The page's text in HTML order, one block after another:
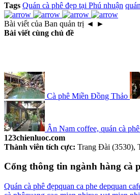
Tags Quán cà phê đẹp tại Phú nhuận
Bài viết của Ban quản trị ◄ ►
Bài viết cùng chủ đề
Cà phê Miền Đồng Thảo
Ân Nam coffee, quán cà
123chienluoc.com
Thành viên tích cực: Trang Đài (3530),
Cổng thông tin ngành hàng cà
Quán cà phê đẹpquan ca phe depquan